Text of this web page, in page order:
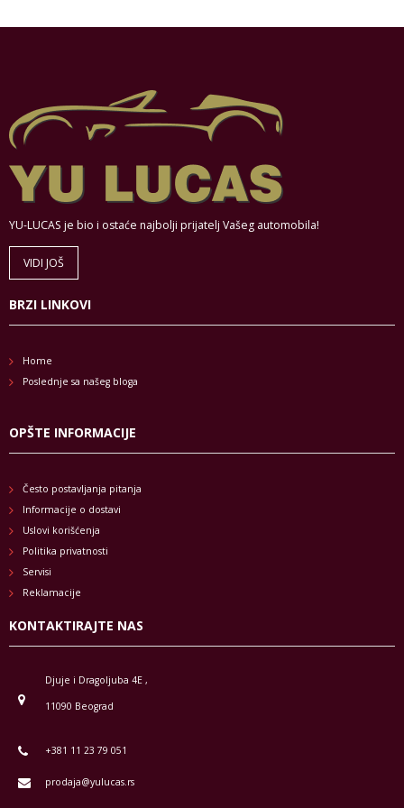
YU-LUCAS je bio i ostaće najbolji prijatelj Vašeg automobila!
VIDI JOŠ
BRZI LINKOVI
Home
Poslednje sa našeg bloga
OPŠTE INFORMACIJE
Često postavljanja pitanja
Informacije o dostavi
Uslovi korišćenja
Politika privatnosti
Servisi
Reklamacije
KONTAKTIRAJTE NAS
Djuje i Dragoljuba 4E ,
11090 Beograd
+381 11 23 79 051
prodaja@yulucas.rs